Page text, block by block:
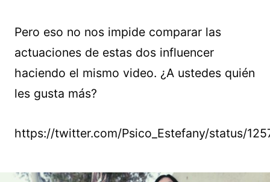
Pero eso no nos impide comparar las
actuaciones de estas dos influencer
haciendo el mismo video. ¿A ustedes quién
les gusta más?
https://twitter.com/Psico_Estefany/status/